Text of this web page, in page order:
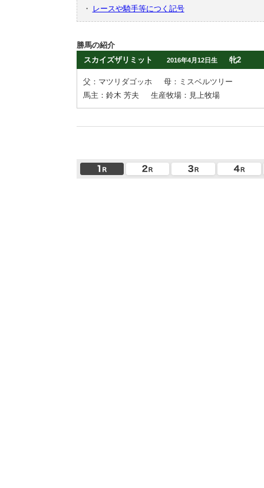
・
レースや騎手等につく記号
勝馬の紹介
スカイズザリミット
2016年4月12日生 牝2
父：マツリダゴッホ
母：ミスベルツリー
馬主：鈴木 芳夫
生産牧場：見上牧場